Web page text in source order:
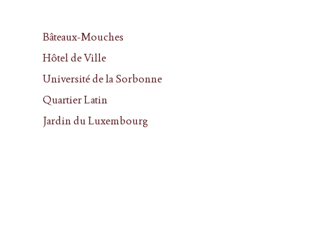
Bâteaux-Mouches
Hôtel de Ville
Université de la Sorbonne
Quartier Latin
Jardin du Luxembourg